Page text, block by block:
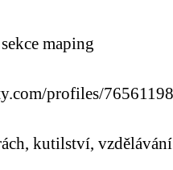
maping
profiles/
kutilství, vzdělávání